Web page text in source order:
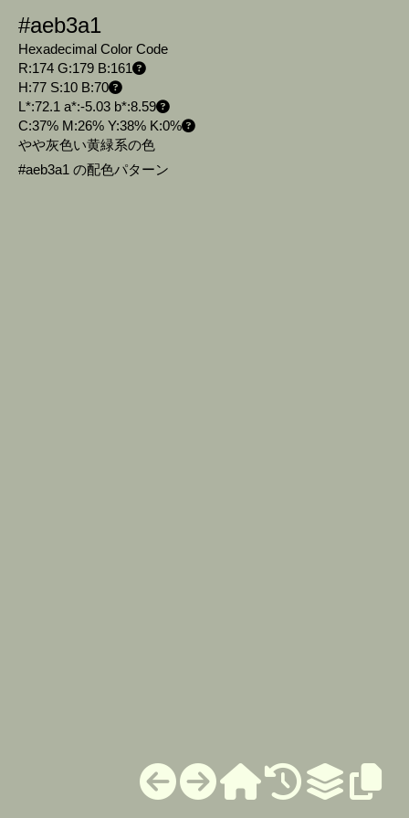
#aeb3a1
Hexadecimal Color Code
R:174 G:179 B:161
H:77 S:10 B:70
L*:72.1 a*:-5.03 b*:8.59
C:37% M:26% Y:38% K:0%
やや灰色い黄緑系の色
#aeb3a1 の配色パターン